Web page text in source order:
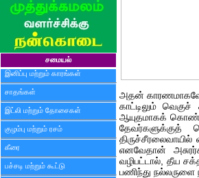
சமையல்
இனிப்பு மற்றும் காரங்கள்
சாதங்கள்
இட்லி மற்றும் தோசைகள்
குழம்பு மற்றும் ரசம்
கீரை
பச்சடி மற்றும் கூட்டு
அதன் காரணமாகவே,
காட்டிலும்
ஆயுதமாகக்
தேவர்களுக்குத்
எனவேதான்
வழிபட்டால், தீய
பணிந்து நல்லருளை